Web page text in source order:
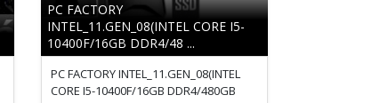
PC FACTORY
INTEL_11.GEN_08(INTEL CORE I5-
10400F/16GB DDR4/48 ...
PC FACTORY INTEL_11.GEN_08(INTEL
CORE I5-10400F/16GB DDR4/480GB